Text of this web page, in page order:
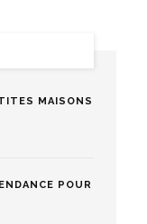
MAISONS
POUR